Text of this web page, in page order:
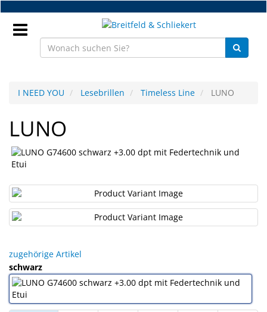
Zum
Hauptinhalt
springen
NEU
Werkstatt
Handelsware
Sport
&
Sonne
Milo
I NEED YOU Lesebrillen Timeless Line LUNO
LUNO
zugehörige Artikel
schwarz